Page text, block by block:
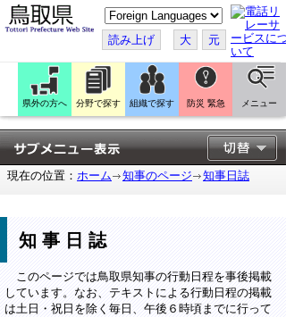
こ
の
ペ
ー
ジ
翻
訳
す
る
読み上げ 大 元
県外の方へ 分野で探す 組織で探す 防災 緊急 メニュー
現在の位置： ホーム 知事のページ 知事日誌
知事日誌
このページでは鳥取県知事の行動日程を事後掲載
しています。なお、テキストによる行動日程の掲載
は土日・祝日を除く毎日、午後６時頃までに行って